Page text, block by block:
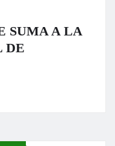
SUMA A LA
DE